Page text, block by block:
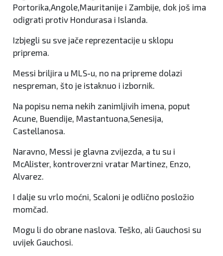
Portorika,Angole,Mauritanije i Zambije, dok još ima
odigrati protiv Hondurasa i Islanda.
Izbjegli su sve jače reprezentacije u sklopu
priprema.
Messi briljira u MLS-u, no na pripreme dolazi
nespreman, što je istaknuo i izbornik.
Na popisu nema nekih zanimljivih imena, poput
Acune, Buendije, Mastantuona,Senesija,
Castellanosa.
Naravno, Messi je glavna zvijezda, a tu su i
McAlister, kontroverzni vratar Martinez, Enzo,
Alvarez.
I dalje su vrlo moćni, Scaloni je odlično posložio
momčad.
Mogu li do obrane naslova. Teško, ali Gauchosi su
uvijek Gauchosi.